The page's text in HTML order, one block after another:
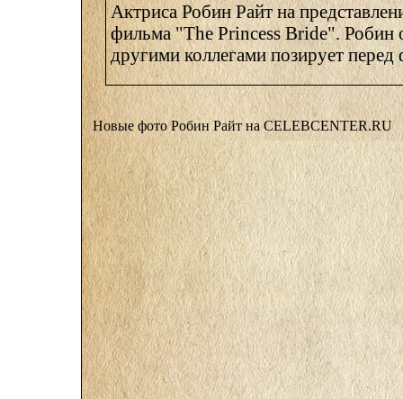
Актриса Робин Райт на
фильма "The Princess Bride". Робин
другими коллегами позирует
Новые фото Робин Райт на CELEBCENTER.RU